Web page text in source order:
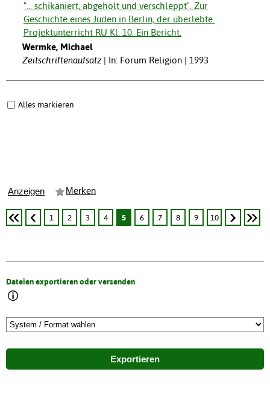
"... schikaniert, abgeholt und verschleppt". Zur
Geschichte eines Juden in Berlin, der überlebte.
Projektunterricht RU Kl. 10. Ein Bericht.
Wermke, Michael
Zeitschriftenaufsatz
In: Forum Religion | 1993
Alles markieren
Anzeigen Merken
1 2 3 4 5 6 7 8 9 10
Dateien exportieren oder versenden
Exportieren